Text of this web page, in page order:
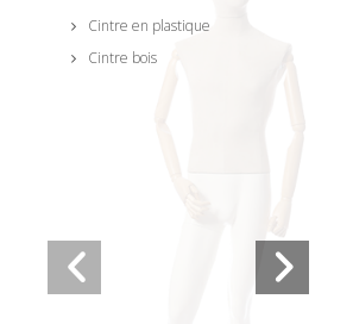
Cintre en plastique
Cintre bois